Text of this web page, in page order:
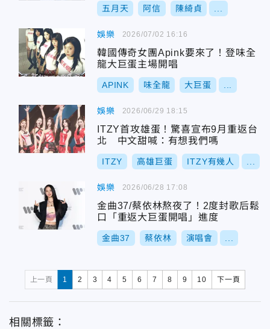
五月天 阿信 陳綺貞
娛樂
韓國傳奇女團Apink要來了！登味全
龍大巨蛋主場開唱
APINK 味全龍 大巨蛋
2026/07/02 16:16
娛樂
ITZY首攻雄蛋！驚喜宣布9月重返台
北 中文甜喊：有想我們嗎
ITZY 高雄巨蛋 ITZY有幾人
2026/06/29 18:15
娛樂
金曲37/蔡依林熬夜了！2度封歌后鬆
口「重返大巨蛋開唱」進度
金曲37 蔡依林 演唱會
2026/06/28 17:08
上一頁 1 2 3 4 5 6 7 8 9 10 下一頁
相關標籤：